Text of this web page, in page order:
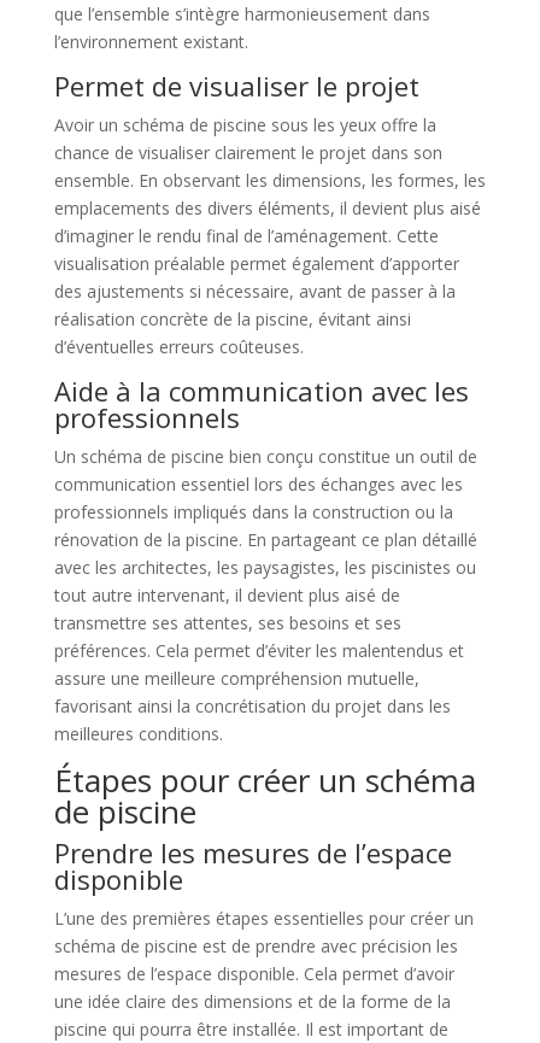
que l’ensemble s’intègre harmonieusement dans
l’environnement existant.
Permet de visualiser le projet
Avoir un schéma de piscine sous les yeux offre la
chance de visualiser clairement le projet dans son
ensemble. En observant les dimensions, les formes, les
emplacements des divers éléments, il devient plus aisé
d’imaginer le rendu final de l’aménagement. Cette
visualisation préalable permet également d’apporter
des ajustements si nécessaire, avant de passer à la
réalisation concrète de la piscine, évitant ainsi
d’éventuelles erreurs coûteuses.
Aide à la communication avec les
professionnels
Un schéma de piscine bien conçu constitue un outil de
communication essentiel lors des échanges avec les
professionnels impliqués dans la construction ou la
rénovation de la piscine. En partageant ce plan détaillé
avec les architectes, les paysagistes, les piscinistes ou
tout autre intervenant, il devient plus aisé de
transmettre ses attentes, ses besoins et ses
préférences. Cela permet d’éviter les malentendus et
assure une meilleure compréhension mutuelle,
favorisant ainsi la concrétisation du projet dans les
meilleures conditions.
Étapes pour créer un schéma
de piscine
Prendre les mesures de l’espace
disponible
L’une des premières étapes essentielles pour créer un
schéma de piscine est de prendre avec précision les
mesures de l’espace disponible. Cela permet d’avoir
une idée claire des dimensions et de la forme de la
piscine qui pourra être installée. Il est important de